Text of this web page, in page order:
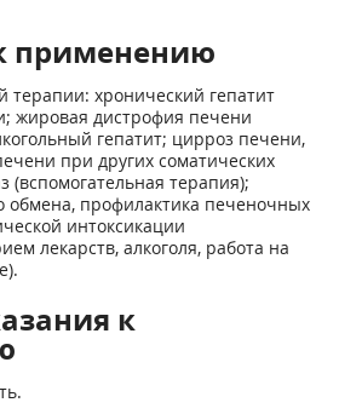
применению
терапии: хронический гепатит
жировая дистрофия печени
гепатит; цирроз печени,
при других соматических
(вспомогательная терапия);
обмена, профилактика печеночных
интоксикации
лекарств, алкоголя, работа на
к